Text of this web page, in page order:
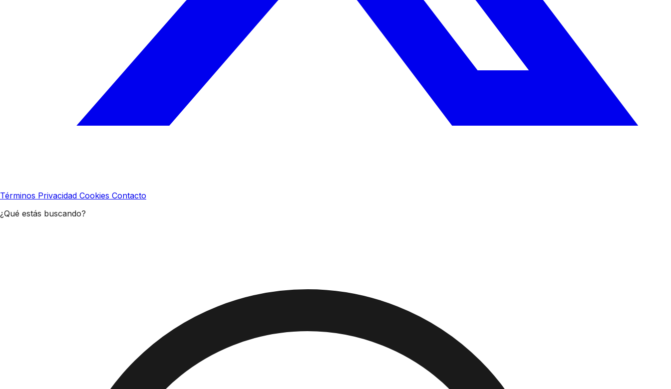
Términos Privacidad Cookies Contacto
¿Qué estás buscando?